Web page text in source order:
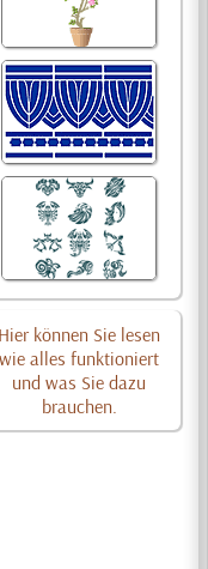
Hier können Sie lesen
wie alles funktioniert
und was Sie dazu
brauchen.